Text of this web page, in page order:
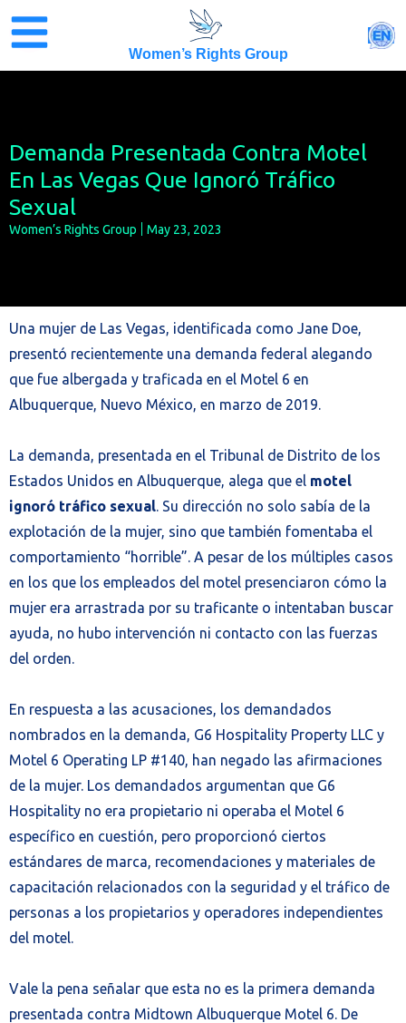
content
Women’s Rights Group
EN
Demanda Presentada Contra Motel
En Las Vegas Que Ignoró Tráfico
Sexual
Women’s Rights Group May 23, 2023
Una mujer de Las Vegas, identificada como Jane Doe,
presentó recientemente una demanda federal alegando
que fue albergada y traficada en el Motel 6 en
Albuquerque, Nuevo México, en marzo de 2019.
La demanda, presentada en el Tribunal de Distrito de los
Estados Unidos en Albuquerque, alega que el motel
ignoró tráfico sexual. Su dirección no solo sabía de la
explotación de la mujer, sino que también fomentaba el
comportamiento “horrible”. A pesar de los múltiples casos
en los que los empleados del motel presenciaron cómo la
mujer era arrastrada por su traficante o intentaban buscar
ayuda, no hubo intervención ni contacto con las fuerzas
del orden.
En respuesta a las acusaciones, los demandados
nombrados en la demanda, G6 Hospitality Property LLC y
Motel 6 Operating LP #140, han negado las afirmaciones
de la mujer. Los demandados argumentan que G6
Hospitality no era propietario ni operaba el Motel 6
específico en cuestión, pero proporcionó ciertos
estándares de marca, recomendaciones y materiales de
capacitación relacionados con la seguridad y el tráfico de
personas a los propietarios y operadores independientes
del motel.
Vale la pena señalar que esta no es la primera demanda
presentada contra Midtown Albuquerque Motel 6. De